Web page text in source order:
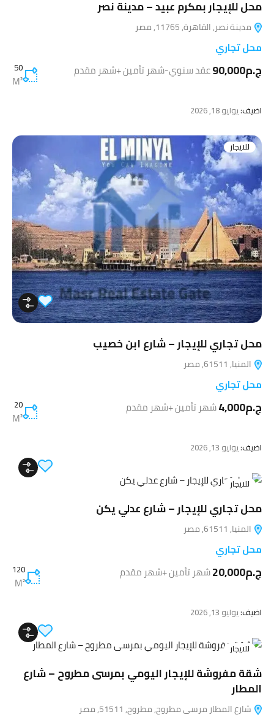
محل للإيجار بمكرم عبيد – مدينة نصر
مدينة نصر, القاهرة, 11765, مصر
محل تجاري
ج.م90,000 عقد سنوي-شهر تأمين +شهر مقدم 50
M²
اضيف:يوليو 18, 2026
للايجار
محل تجاري للإيجار – شارع ابن خصيب
المنيا, 61511, مصر
محل تجاري
ج.م4,000 شهر تأمين +شهر مقدم 20
M²
اضيف:يوليو 13, 2026
للايجار
محل تجاري للإيجار – شارع عدلي يكن
المنيا, 61511, مصر
محل تجاري
ج.م20,000 شهر تأمين +شهر مقدم 120
M²
اضيف:يوليو 13, 2026
للايجار
شقة مفروشة للإيجار اليومي بمرسى مطروح – شارع
المطار
شارع المطار مرسى مطروح, مطروح, 51511, مصر